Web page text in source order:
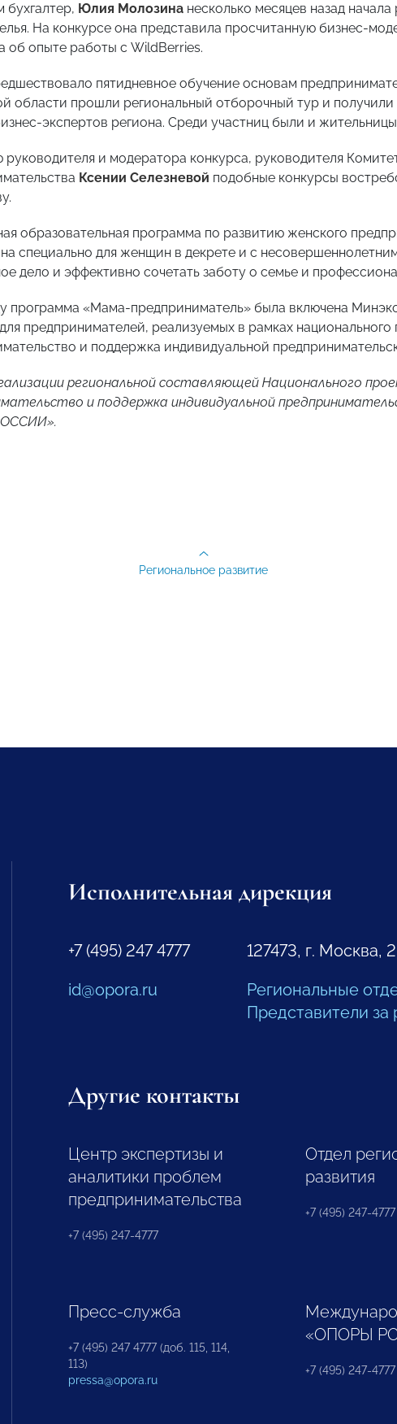
Юлия Молозина несколько месяцев назад
На конкурсе она представила просчитанную бизнес-
об опыте работы с WildBerries.
пятидневное обучение основам
области прошли региональный отборочный тур и
экспертов региона. Среди участниц были и
и модератора конкурса, руководителя
Ксении Селезневой подобные конкурсы
образовательная программа по развитию женского
специально для женщин в декрете и с
дело и эффективно сочетать заботу о семье и
программа «Мама-предприниматель» была включена
предпринимателей, реализуемых в рамках
и поддержка индивидуальной
региональной составляющей Национального
и поддержка индивидуальной
Региональное развитие
Исполнительная дирекция
+7 (495) 247 4777
id@opora.ru
127473, г. Москва,
Региональные
Представители
Другие контакты
Центр экспертизы и
аналитики проблем
предпринимательства
+7 (495) 247-4777
Отдел
развития
+7 (495) 247-4777
Пресс-служба
+7 (495) 247 4777 (доб. 115, 114,
113)
pressa@opora.ru
«ОПОРЫ
+7 (495) 247-